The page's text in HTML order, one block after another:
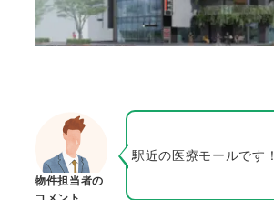
物件担当者の
駅近の医療モールです！